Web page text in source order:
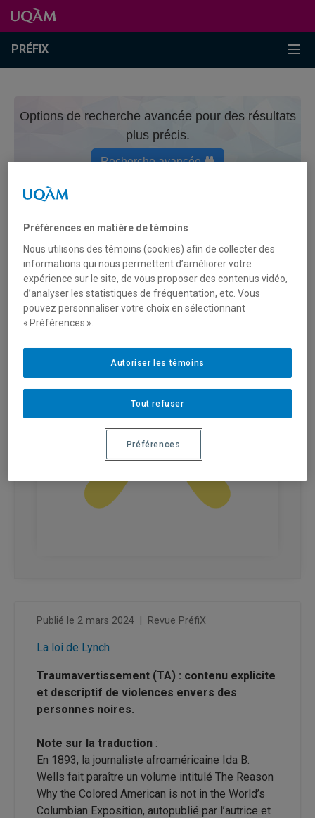
Passer au contenu
Accéder au menu principal
Accéder à la recherche
Passer au contenu
Accéder au menu principal
PRÉFIX
Options de recherche avancée pour des résultats
plus précis.
Recherche avancée
WELLS, IDA B.
Publié le 2 mars 2024 Revue PréfiX
La loi de Lynch
Traumavertissement (TA) : contenu explicite
et descriptif de violences envers des
personnes noires.
Note sur la traduction :
En 1893, la journaliste afroaméricaine Ida B.
Wells fait paraître un volume intitulé The Reason
Why the Colored American is not in the World’s
Columbian Exposition, autopublié par l’autrice et
Préférences en matière de témoins
Nous utilisons des témoins (cookies) afin de collecter des
informations qui nous permettent d’améliorer votre
expérience sur le site, de vous proposer des contenus vidéo,
d’analyser les statistiques de fréquentation, etc. Vous
pouvez personnaliser votre choix en sélectionnant
« Préférences ».
Tout refuser
Autoriser les témoins
Préférences